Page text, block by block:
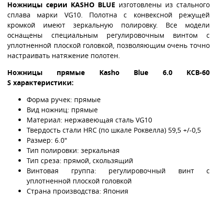
Ножницы серии KASHO BLUE изготовлены из стального
сплава марки VG10. Полотна с конвексной режущей
кромкой имеют зеркальную полировку. Все модели
оснащены специальным регулировочным винтом с
уплотненной плоской головкой, позволяющим очень точно
настраивать натяжение полотен.
Ножницы прямые Kasho Blue 6.0 KCB-60
S характеристики:
Форма ручек: прямые
Вид ножниц: прямые
Материал: нержавеющая сталь VG10
Твердость стали HRC (по шкале Роквелла) 59,5 +/-0,5
Размер: 6.0"
Тип полировки: зеркальная
Тип среза: прямой, скользящий
Винтовая группа: регулировочный винт с
уплотненной плоской головкой
Страна производства: Япония